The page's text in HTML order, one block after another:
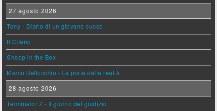
27 agosto 2026
Tony - Diario di un giovane cuoco
Il Cileno
Sheep in the Box
Marco Bellocchio - La porta della realtà
28 agosto 2026
Terminator 2 - Il giorno del giudizio